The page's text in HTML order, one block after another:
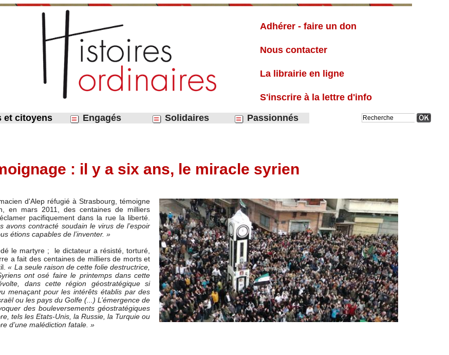
Adhérer - faire un don
Nous contacter
La librairie en ligne
S'inscrire à la lettre d'info
et citoyens
Engagés Solidaires Passionnés
: il y a six ans, le miracle syrien
d'Alep réfugié à Strasbourg, témoigne
en mars 2011, des centaines de milliers
pacifiquement dans la rue la liberté.
avons contracté soudain le virus de l’espoir
étions capables de l’inventer. »
le martyre ; le dictateur a résisté, torturé,
a fait des centaines de milliers de morts et
« La seule raison de cette folie destructrice,
ont osé faire le printemps dans cette
dans cette région géostratégique si
menaçant pour les intérêts établis par des
ou les pays du Golfe (...) L’émergence de
des bouleversements géostratégiques
tels les Etats-Unis, la Russie, la Turquie ou
d’une malédiction fatale. »